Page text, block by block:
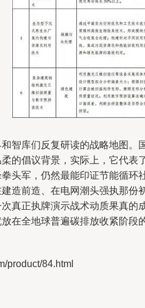
智库们反复研读的战略地图
的倡议背景，实际上，它代
头军，仍然最能印证节能循
造前造、在电网潮头强执那
真正执牌演示战术动质果真
在全地球普遍碳排放收紧阶
product/84.html